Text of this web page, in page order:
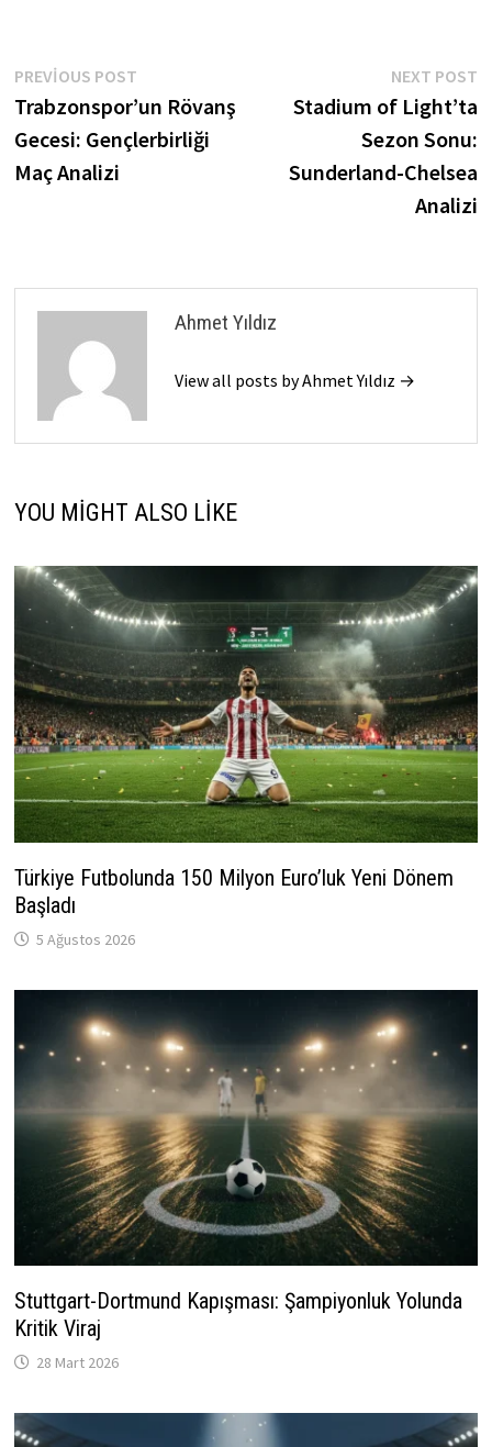
Yazı
gezinmesi
PREVIOUS POSTPrevious
post:
Trabzonspor’un Rövanş
Gecesi: Gençlerbirliği
Maç Analizi
NEXT POST
Stadium of Light’ta
Sezon Sonu:
Sunderland-Chelsea
Analizi
Ahmet Yıldız
View all posts by Ahmet Yıldız →
YOU MIGHT ALSO LIKE
Türkiye Futbolunda 150 Milyon Euro’luk Yeni Dönem
Başladı
5 Ağustos 2026
Stuttgart-Dortmund Kapışması: Şampiyonluk Yolunda
Kritik Viraj
28 Mart 2026